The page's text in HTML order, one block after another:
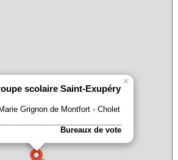
scolaire Saint-Exupéry
Grignon de Montfort - Cholet
Bureaux de vote
×